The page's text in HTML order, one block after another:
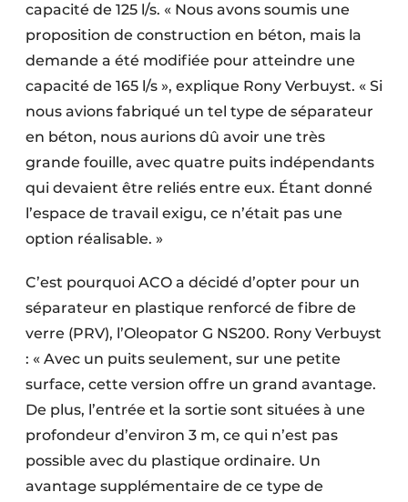
capacité de 125 l/s. « Nous avons soumis une
proposition de construction en béton, mais la
demande a été modifiée pour atteindre une
capacité de 165 l/s », explique Rony Verbuyst. « Si
nous avions fabriqué un tel type de séparateur
en béton, nous aurions dû avoir une très
grande fouille, avec quatre puits indépendants
qui devaient être reliés entre eux. Étant donné
l’espace de travail exigu, ce n’était pas une
option réalisable. »
C’est pourquoi ACO a décidé d’opter pour un
séparateur en plastique renforcé de fibre de
verre (PRV), l’Oleopator G NS200. Rony Verbuyst
: « Avec un puits seulement, sur une petite
surface, cette version offre un grand avantage.
De plus, l’entrée et la sortie sont situées à une
profondeur d’environ 3 m, ce qui n’est pas
possible avec du plastique ordinaire. Un
avantage supplémentaire de ce type de